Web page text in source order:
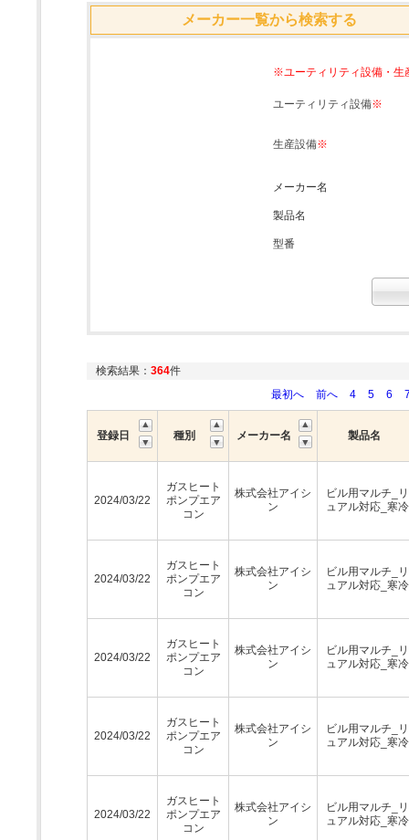
メーカー一覧から検索する
※ユーティリティ設備・生
ユーティリティ設備※
生産設備※
メーカー名
製品名
型番
検索結果： 364件
最初へ
前へ 4 5 6
登録日 種別 メーカー名 製品名
2024/03/22
ガスヒート
ポンプエア
コン
株式会社アイシ
ン
ビル用マルチ_
ュアル対応_寒
2024/03/22
ガスヒート
ポンプエア
コン
株式会社アイシ
ン
ビル用マルチ_
ュアル対応_寒
2024/03/22
ガスヒート
ポンプエア
コン
株式会社アイシ
ン
ビル用マルチ_
ュアル対応_寒
2024/03/22
ガスヒート
ポンプエア
コン
株式会社アイシ
ン
ビル用マルチ_
ュアル対応_寒
2024/03/22
ガスヒート
ポンプエア
コン
株式会社アイシ
ン
ビル用マルチ_
ュアル対応_寒